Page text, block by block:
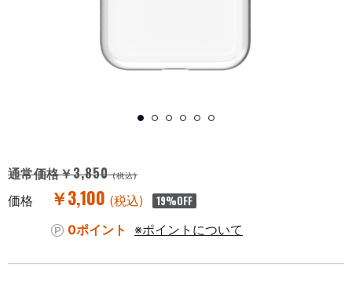
通常価格￥3,850 (税込)
価格 ￥3,100 (税込) 19%OFF
0ポイント
※ポイントについて